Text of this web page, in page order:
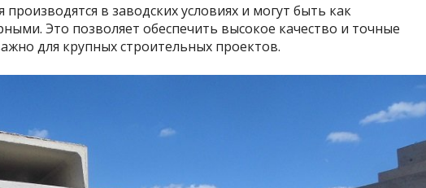
в заводских условиях и могут быть как
Это позволяет обеспечить высокое качество и точные
для крупных строительных проектов.